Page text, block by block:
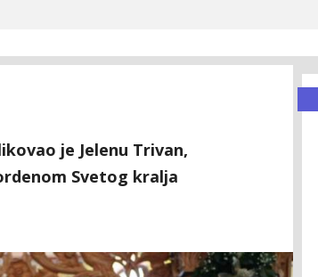
je Jelenu Trivan,
Svetog kralja